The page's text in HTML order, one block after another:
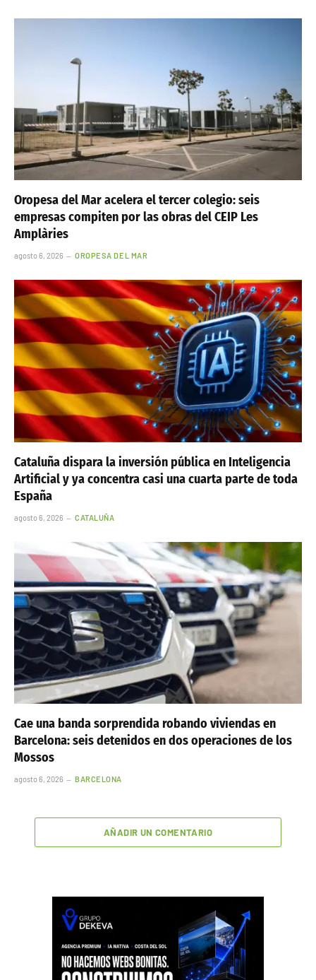
Oropesa del Mar acelera el tercer colegio: seis
empresas compiten por las obras del CEIP Les
Amplàries
agosto 6, 2026 OROPESA DEL MAR
Cataluña dispara la inversión pública en Inteligencia
Artificial y ya concentra casi una cuarta parte de toda
España
agosto 6, 2026 CATALUÑA
Cae una banda sorprendida robando viviendas en
Barcelona: seis detenidos en dos operaciones de los
Mossos
agosto 6, 2026 BARCELONA
AÑADIR UN COMENTARIO